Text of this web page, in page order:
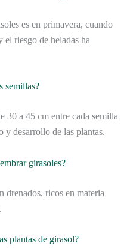
es en primavera, cuando
el riesgo de heladas ha
semillas?
30 a 45 cm entre cada semilla
y desarrollo de las plantas.
girasoles?
drenados, ricos en materia
plantas de girasol?